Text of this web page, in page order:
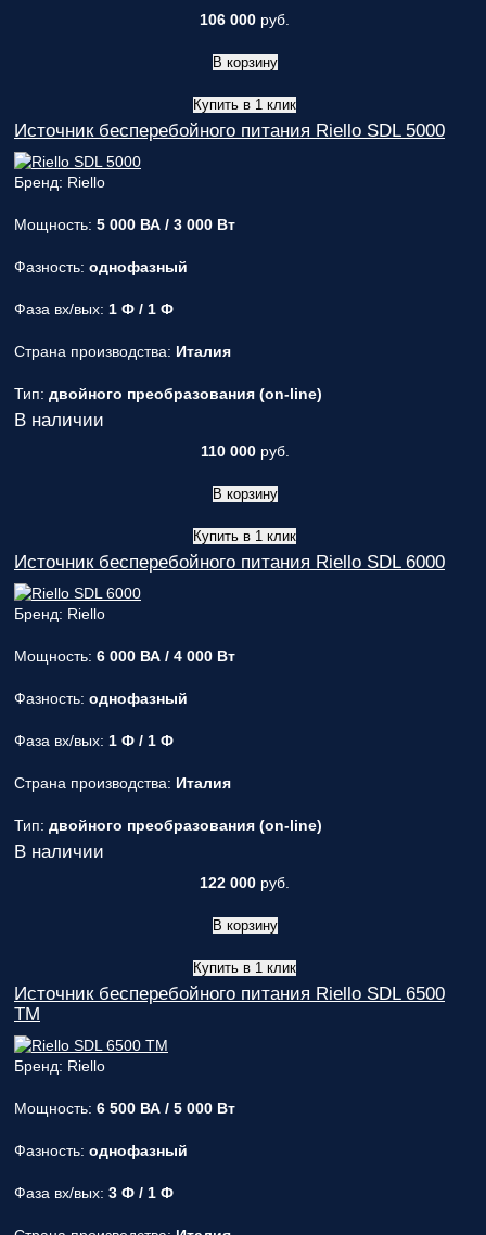
106 000 руб.
В корзину
Купить в 1 клик
Источник бесперебойного питания Riello SDL 5000
Бренд: Riello
Мощность: 5 000 ВА / 3 000 Вт
Фазность: однофазный
Фаза вх/вых: 1 Ф / 1 Ф
Страна производства: Италия
Тип: двойного преобразования (on-line)
В наличии
110 000руб.
В корзину
Купить в 1 клик
Источник бесперебойного питания Riello SDL 6000
Бренд: Riello
Мощность: 6 000 ВА / 4 000 Вт
Фазность: однофазный
Фаза вх/вых: 1 Ф / 1 Ф
Страна производства: Италия
Тип: двойного преобразования (on-line)
В наличии
122 000 руб.
В корзину
Купить в 1 клик
Источник бесперебойного питания Riello SDL 6500
TM
Бренд: Riello
Мощность: 6 500 ВА / 5 000 Вт
Фазность: однофазный
Фаза вх/вых: 3 Ф / 1 Ф
Трехфазные
Далее >><<